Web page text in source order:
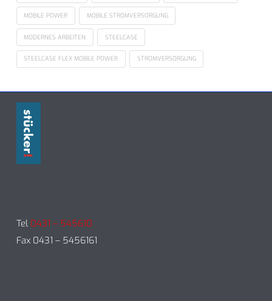
MOBILE POWER MOBILE STROMVERSORGUNG
MODERNES ARBEITEN STEELCASE
STEELCASE FLEX MOBILE POWER STROMVERSORGUNG
Tel 0431 – 545610
Fax 0431 – 5456161